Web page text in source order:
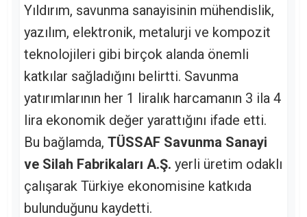
Yıldırım, savunma sanayisinin mühendislik,
yazılım, elektronik, metalurji ve kompozit
teknolojileri gibi birçok alanda önemli
katkılar sağladığını belirtti. Savunma
yatırımlarının her 1 liralık harcamanın 3 ila 4
lira ekonomik değer yarattığını ifade etti.
Bu bağlamda, TÜSSAF Savunma Sanayi
ve Silah Fabrikaları A.Ş. yerli üretim odaklı
çalışarak Türkiye ekonomisine katkıda
bulunduğunu kaydetti.